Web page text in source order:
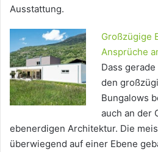
Ausstattung.
Großzügige
Ansprüche
Dass
den
Bungalows
auch an der
ebenerdigen Architektur. Die
überwiegend auf einer Ebene